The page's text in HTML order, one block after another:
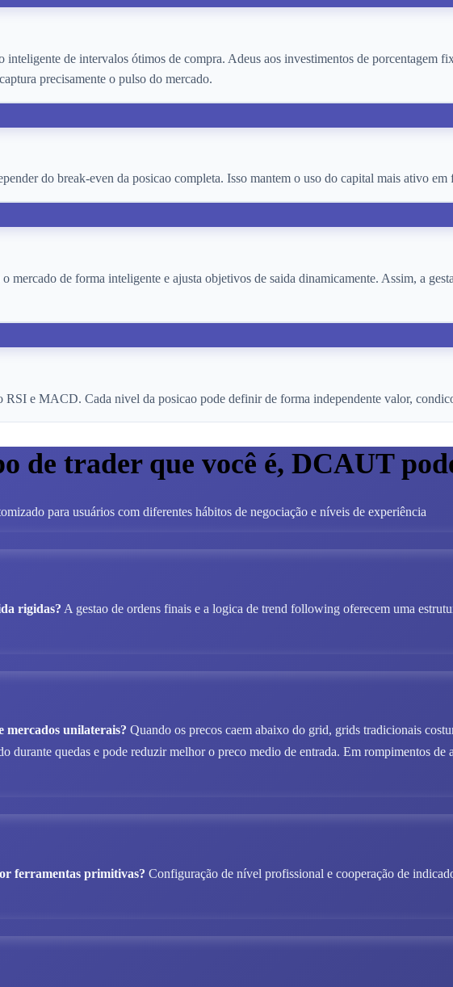
de intervalos ótimos de compra. Adeus aos investimentos de porcentagem
precisamente o pulso do mercado.
do break-even da posicao completa. Isso mantem o uso do capital mais ativo em
mercado de forma inteligente e ajusta objetivos de saida dinamicamente. Assim, a
e MACD. Cada nivel da posicao pode definir de forma independente valor,
de trader que você é, DCAUT
para usuários com diferentes hábitos de negociação e níveis de experiência
rigidas? A gestao de ordens finais e a logica de trend following oferecem uma
mercados unilaterais? Quando os precos caem abaixo do grid, grids tradicionais
quedas e pode reduzir melhor o preco medio de entrada. Em rompimentos de
ferramentas primitivas? Configuração de nível profissional e cooperação de